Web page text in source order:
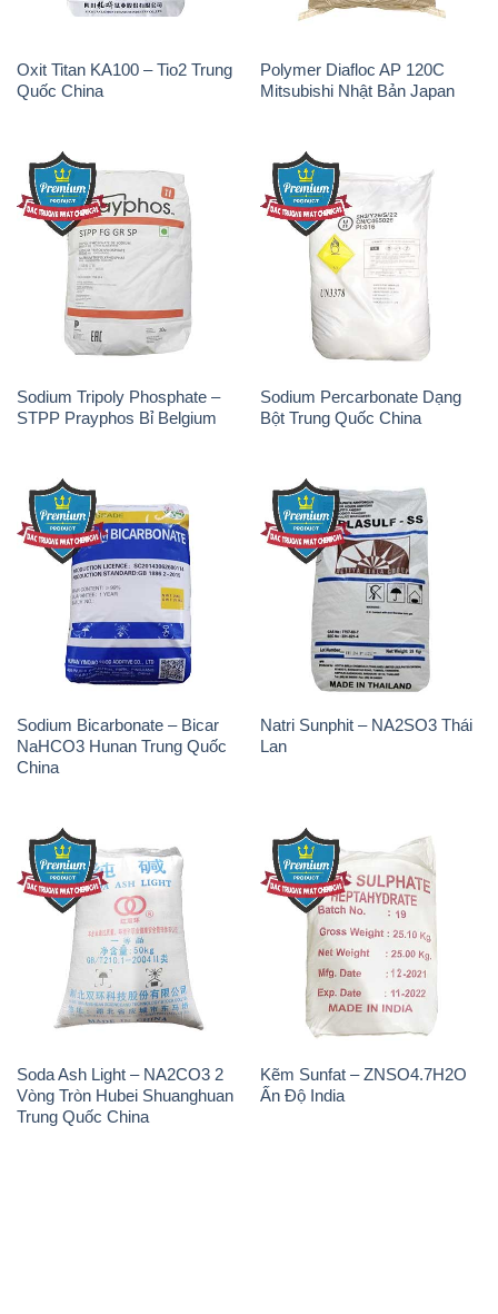
Oxit Titan KA100 – Tio2 Trung
Quốc China
Polymer Diafloc AP 120C
Mitsubishi Nhật Bản Japan
Sodium Tripoly Phosphate –
STPP Prayphos Bỉ Belgium
Sodium Percarbonate Dạng
Bột Trung Quốc China
Sodium Bicarbonate – Bicar
NaHCO3 Hunan Trung Quốc
China
Natri Sunphit – NA2SO3 Thái
Lan
Soda Ash Light – NA2CO3 2
Vòng Tròn Hubei Shuanghuan
Trung Quốc China
Kẽm Sunfat – ZNSO4.7H2O
Ấn Độ India